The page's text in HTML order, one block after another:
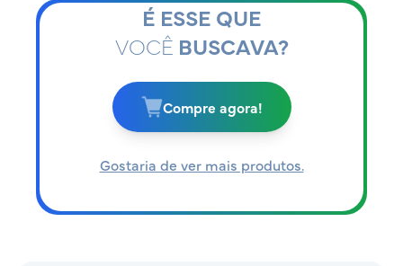
É ESSE QUE
VOCÊ BUSCAVA?
Compre agora!
Gostaria de ver mais produtos.